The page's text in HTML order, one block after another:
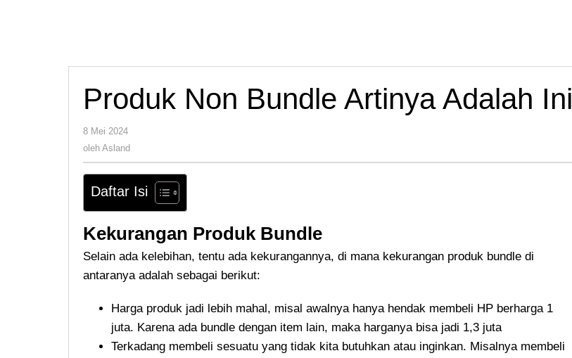
Produk Non Bundle Artinya Adalah Ini
8 Mei 2024
oleh Asland
Daftar Isi
Kekurangan Produk Bundle
Selain ada kelebihan, tentu ada kekurangannya, di mana kekurangan produk bundle di
antaranya adalah sebagai berikut:
Harga produk jadi lebih mahal, misal awalnya hanya hendak membeli HP berharga 1
juta. Karena ada bundle dengan item lain, maka harganya bisa jadi 1,3 juta
Terkadang membeli sesuatu yang tidak kita butuhkan atau inginkan. Misalnya membeli